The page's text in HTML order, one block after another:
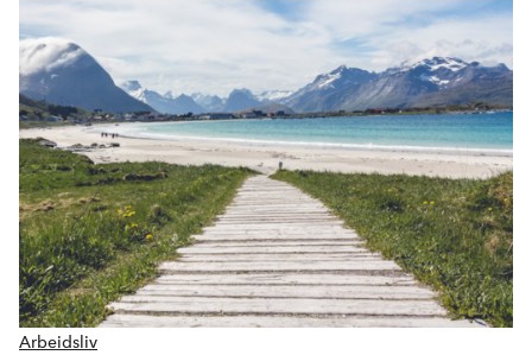
aktuelle arbeidsrettslige spørsmål på agendaen.
Arbeidsliv